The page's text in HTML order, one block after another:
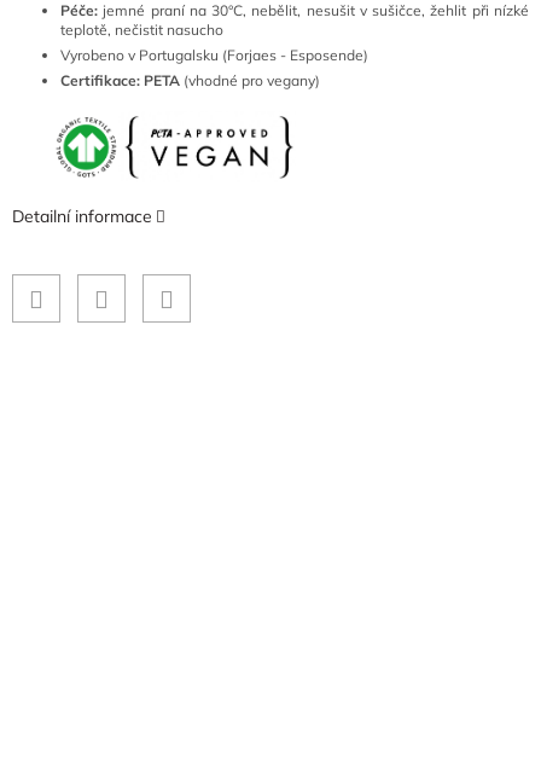
Péče: jemné praní na 30°C, nebělit, nesušit v sušičce, žehlit při nízké
teplotě, nečistit nasucho
Vyrobeno v Portugalsku (Forjaes - Esposende)
Certifikace: PETA (vhodné pro vegany)
Detailní informace